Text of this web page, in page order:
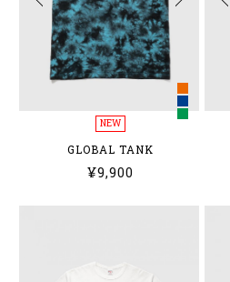
NEW
GLOBAL TANK
¥9,900